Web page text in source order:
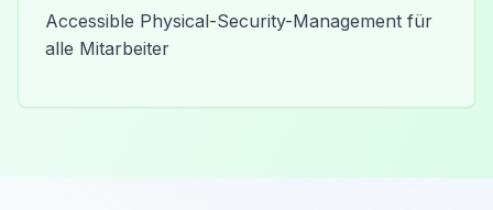
Accessible Physical-Security-Management für
alle Mitarbeiter